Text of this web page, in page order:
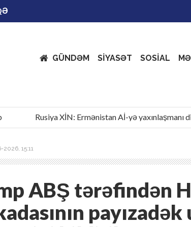
GÜNDƏM SİYASƏT SOSİAL
Rusiya XİN: Ermənistan Aİ-yə yaxınlaşmanı
2026, 15:11
ABŞ tərəfindən
payızadək